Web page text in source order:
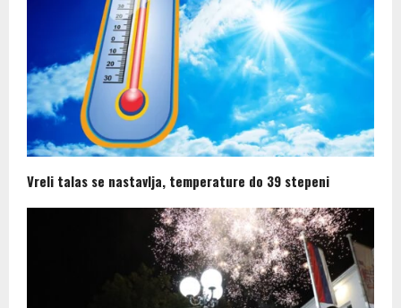
Vreli talas se nastavlja, temperature do 39 stepeni